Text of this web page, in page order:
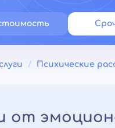
Психические
от